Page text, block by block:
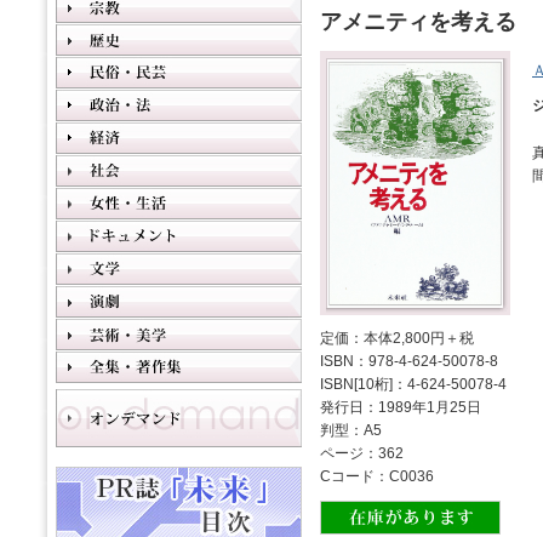
アメニティを考える
定価：本体2,800円＋税
ISBN：978-4-624-50078-8
ISBN[10桁]：4-624-50078-4
発行日：1989年1月25日
判型：A5
ページ：362
Cコード：C0036